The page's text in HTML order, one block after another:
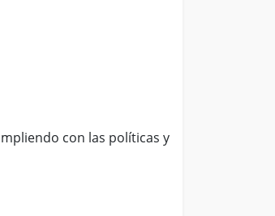
con las políticas y